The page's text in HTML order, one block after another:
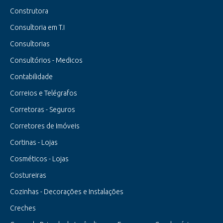
Construtora
Consultoria em T.I
Consultorias
Consultórios - Medicos
Contabilidade
Correios e Telégrafos
Corretoras - Seguros
Corretores de Imóveis
Cortinas - Lojas
Cosméticos - Lojas
Costureiras
Cozinhas - Decorações e Instalações
Creches